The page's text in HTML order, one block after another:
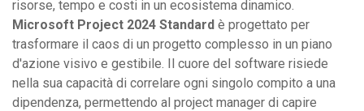
risorse, tempo e costi in un ecosistema dinamico.
Microsoft Project 2024 Standard è progettato per
trasformare il caos di un progetto complesso in un piano
d'azione visivo e gestibile. Il cuore del software risiede
nella sua capacità di correlare ogni singolo compito a una
dipendenza, permettendo al project manager di capire